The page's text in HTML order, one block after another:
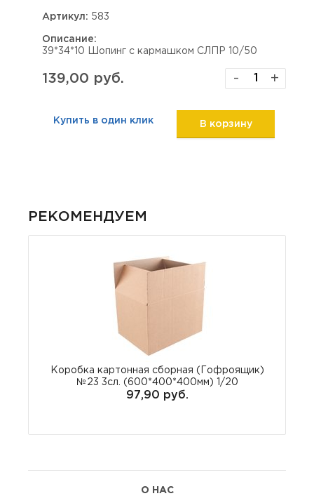
Артикул: 583
Описание:
39*34*10 Шопинг с кармашком СЛПР 10/50
139,00 руб. - +
Купить в один клик В корзину
РЕКОМЕНДУЕМ
Коробка картонная сборная (Гофроящик)
№23 3сл. (600*400*400мм) 1/20
97,90 руб.
О НАС